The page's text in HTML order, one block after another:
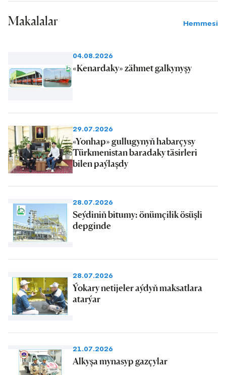
Makalalar Hemmesi
04.08.2026
«Kenardaky» zähmet galkynyşy
29.07.2026
«Yonhap» gullugynyň habarçysy
Türkmenistan baradaky täsirleri
bilen paýlaşdy
28.07.2026
Seýdiniň bitumy: önümçilik ösüşli
depginde
28.07.2026
Ýokary netijeler aýdyň maksatlara
atarýar
21.07.2026
Alkyşa mynasyp gazçylar